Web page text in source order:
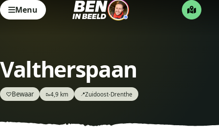
Menu
Valtherspaan
♡Bewaar 🥾4,9 km 📍Zuidoost-Drenthe